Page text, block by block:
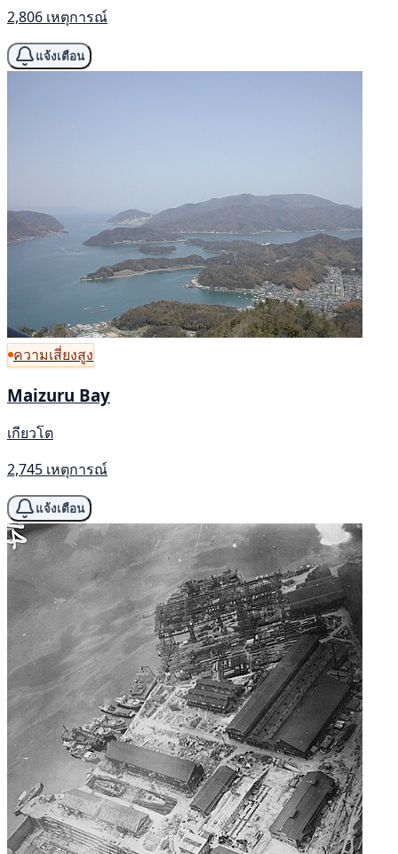
2,806 เหตุการณ์
แจ้งเตือน
ความเสี่ยงสูง
Maizuru Bay
เกียวโต
2,745 เหตุการณ์
แจ้งเตือน